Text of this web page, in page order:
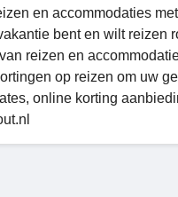
en accommodaties
bent en wilt reizen
reizen en
op reizen om uw
online korting